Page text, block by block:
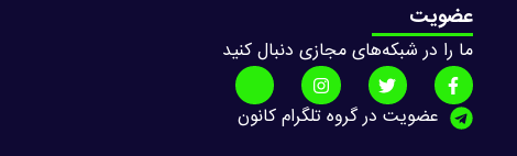
عضویت
ما را در شبکه‌های مجازی دنبال کنید
عضویت در گروه تلگرام کانون